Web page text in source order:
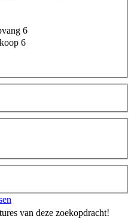
6
6
van deze zoekopdracht!